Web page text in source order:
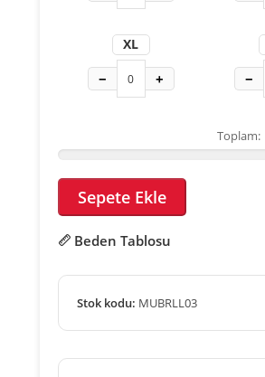
XL
− + −
Toplam:
Sepete Ekle
Beden Tablosu
Stok kodu: MUBRLL03